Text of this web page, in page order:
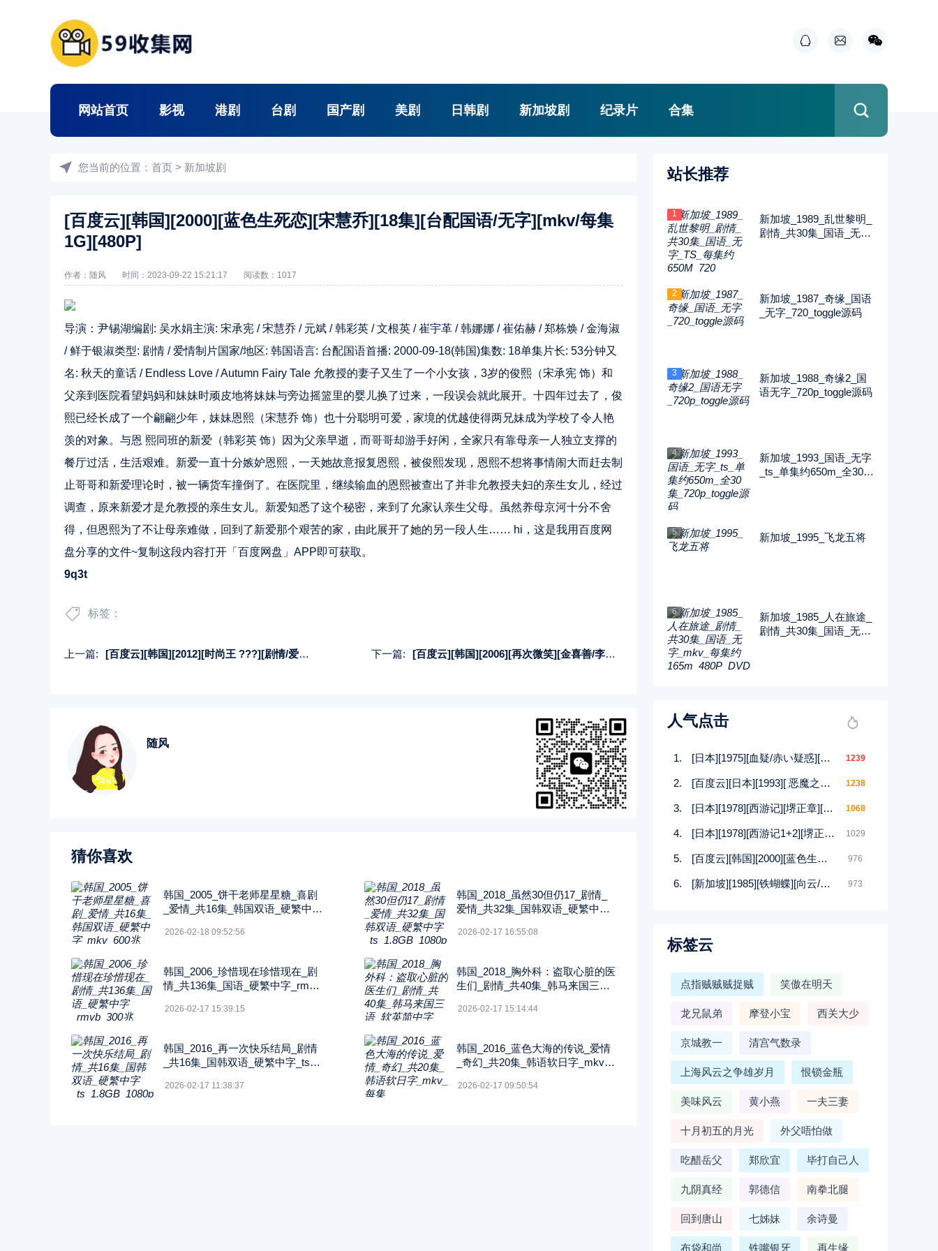
网站首页 影视 港剧 台剧 国产剧 美剧 日韩剧 新加坡剧 纪录片 合集
您当前的位置： 首页 > 新加坡剧
[百度云][韩国][2000][蓝色生死恋][宋慧乔][18集][台配国语/无字][mkv/每集
1G][480P]
作者：随风 时间：2023-09-22 15:21:17 阅读数： 1017
导演：尹锡湖编剧: 吴水娟主演: 宋承宪 /宋慧乔 / 元斌 /韩彩英 /文根英 /崔宇革 /韩娜娜 /崔佑赫 /郑栋焕 /金海淑
/鲜于银淑类型: 剧情 / 爱情制片国家/地区: 韩国语言: 台配国语首播: 2000-09-18(韩国)集数: 18单集片长: 53分钟又
名: 秋天的童话 / Endless Love / Autumn Fairy Tale 允教授的妻子又生了一个小女孩，3岁的俊熙（宋承宪 饰）和
父亲到医院看望妈妈和妹妹时顽皮地将妹妹与旁边摇篮里的婴儿换了过来，一段误会就此展开。十四年过去了，俊
熙已经长成了一个翩翩少年，妹妹恩熙（宋慧乔 饰）也十分聪明可爱，家境的优越使得两兄妹成为学校了令人艳
羡的对象。与恩 熙同班的新爱（韩彩英 饰）因为父亲早逝，而哥哥却游手好闲，全家只有靠母亲一人独立支撑的
餐厅过活，生活艰难。新爱一直十分嫉妒恩熙，一天她故意报复恩熙，被俊熙发现，恩熙不想将事情闹大而赶去制
止哥哥和新爱理论时，被一辆货车撞倒了。在医院里，继续输血的恩熙被查出了并非允教授夫妇的亲生女儿，经过
调查，原来新爱才是允教授的亲生女儿。新爱知悉了这个秘密，来到了允家认亲生父母。虽然养母京河十分不舍
得，但恩熙为了不让母亲难做，回到了新爱那个艰苦的家，由此展开了她的另一段人生…… hi，这是我用百度网
盘分享的文件~复制这段内容打开「百度网盘」APP即可获取。
9q3t
标签：
上一篇: [百度云][韩国][2012][时尚王 ???][剧情/爱情][共20集][韩国双语/软中字][mkv/1.6GB][720p/sbsHD] 下一篇: [百度云][韩国][2006][再次微笑][金喜善/李东健][22集全][国韩双语中字][MKV][每集约470M]
随风
猜你喜欢
韩国_2005_饼干老师星星糖_喜剧
_爱情_共16集_韩国双语_硬繁中字
2026-02-18 09:52:56
韩国_2018_虽然30但仍17_剧情_
爱情_共32集_国韩双语_硬繁中字_
2026-02-17 16:55:08
韩国_2006_珍惜现在珍惜现在_剧
情_共136集_国语_硬繁中字_rmvb
2026-02-17 15:39:15
韩国_2018_胸外科：盗取心脏的医
生们_剧情_共40集_韩马来国三语_
Y
2026-02-17 15:14:44
韩国_2016_再一次快乐结局_剧情
_共16集_国韩双语_硬繁中字_ts_
2026-02-17 11:38:37
韩国_2016_蓝色大海的传说_爱情
_奇幻_共20集_韩语软日字_mkv_
2026-02-17 09:50:54
站长推荐
1
新加坡_1989_乱世黎明_
剧情_共30集_国语_无字
2
新加坡_1987_奇缘_国语
_无字_720_toggle源码
3
新加坡_1988_奇缘2_国
语无字_720p_toggle源码
4
新加坡_1993_国语_无字
_ts_单集约650m_全30集
5 新加坡_1995_飞龙五将
6
新加坡_1985_人在旅途_
剧情_共30集_国语_无字
人气点击
[日本][1975][血疑/赤い疑惑][山口百惠/三浦友和/宇津井健][29集全][国日双语中字][D9原盘文件7碟55G] 1239
[百度云][日本][1993][ 恶魔之吻 悪魔のKISS(12集全)]奥山佳惠 / 深津绘里 / 常盘贵子 / 西岛秀俊[日语无字][AVI共3.75G][稀缺] 1238
[日本][1978][西游记][堺正章][52集全][日语+英语无字][16D9+1D5 VOB/114.8GB][576P][百度网盘] 1068
[日本][1978][西游记1+2][堺正章/夏目雅子][52集][英语无字][BDMV/每集7G[1080i、蓝光原盘] 1029
[百度云][韩国][2000][蓝色生死恋][宋慧乔][18集][台配国语/无字][mkv/每集1G][480P] 976
[新加坡][1985][铁蝴蝶][向云/郑宛玲/陈澍承][26集全][576P][国语无字][mp4/每集约560M] 973
标签云
点指贼贼贼捉贼 笑傲在明天
龙兄鼠弟 摩登小宝 西关大少
京城教一 清宫气数录
上海风云之争雄岁月 恨锁金瓶
美味风云 黄小燕 一夫三妻
十月初五的月光 外父唔怕做
吃醋岳父 郑欣宜 毕打自己人
九阴真经 郭德信 南拳北腿
回到唐山 七姊妹 余诗曼
布袋和尚 铁嘴银牙 再生缘